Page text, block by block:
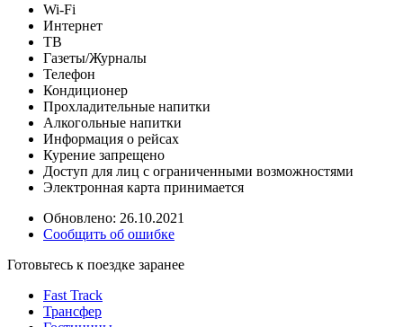
Wi-Fi
Интернет
ТВ
Газеты/Журналы
Телефон
Кондиционер
Прохладительные напитки
Алкогольные напитки
Информация о рейсах
Курение запрещено
Доступ для лиц с ограниченными возможностями
Электронная карта принимается
Обновлено: 26.10.2021
Сообщить об ошибке
Готовьтесь к поездке заранее
Fast Track
Трансфер